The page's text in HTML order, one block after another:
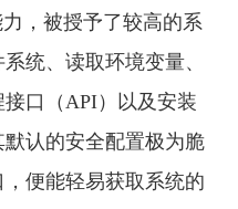
，被授予了较高的系
统、读取环境变量、
口（API）以及安装
认的安全配置极为脆
便能轻易获取系统的